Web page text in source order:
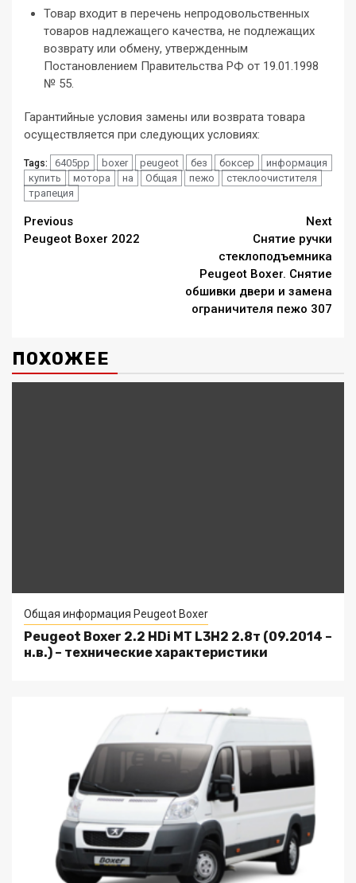
Товар входит в перечень непродовольственных
товаров надлежащего качества, не подлежащих
возврату или обмену, утвержденным
Постановлением Правительства РФ от 19.01.1998
№ 55.
Гарантийные условия замены или возврата товара
осуществляется при следующих условиях:
Tags: 6405pp boxer peugeot без боксер
информация
купить
мотора на Общая пежо
стеклоочистителя
трапеция
Continue
Reading
Previous
Peugeot Boxer 2022
Next
Снятие ручки
стеклоподъемника
Peugeot Boxer. Снятие
обшивки двери и замена
ограничителя пежо 307
ПОХОЖЕЕ
Общая информация Peugeot Boxer
Peugeot Boxer 2.2 HDi MT L3H2 2.8т (09.2014 –
н.в.) – технические характеристики